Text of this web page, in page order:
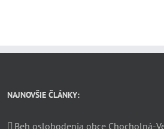
NAJNOVŠIE ČLÁNKY:
Beh oslobodenia obce Chocholná-